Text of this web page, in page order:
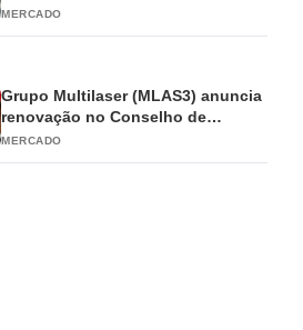
e antecipa JCP
MERCADO
Grupo Multilaser (MLAS3) anuncia
renovação no Conselho de
Administração
MERCADO